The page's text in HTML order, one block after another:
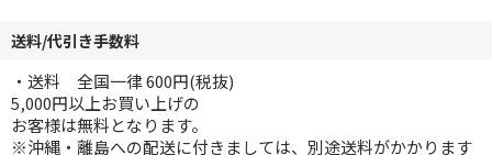
送料/代引き手数料
・送料 全国一律 600円(税抜)
5,000円以上お買い上げの
お客様は無料となります。
※沖縄・離島への配送に付きましては、別途送料がかかります